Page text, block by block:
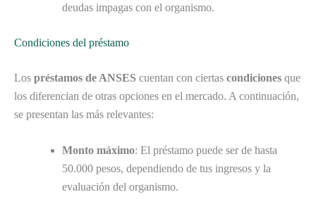
deudas impagas con el organismo.
Condiciones del préstamo
Los préstamos de ANSES cuentan con ciertas condiciones que
los diferencian de otras opciones en el mercado. A continuación,
se presentan las más relevantes:
Monto máximo: El préstamo puede ser de hasta
50.000 pesos, dependiendo de tus ingresos y la
evaluación del organismo.